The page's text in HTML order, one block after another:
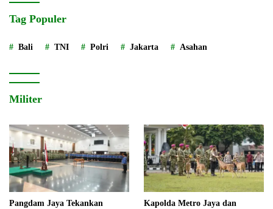
Tag Populer
Bali TNI Polri Jakarta Asahan
Militer
Pangdam Jaya Tekankan
Kapolda Metro Jaya dan